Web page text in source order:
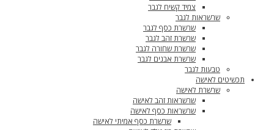
צמיד קשיח לגבר
שרשראות לגבר
שרשרת כסף לגבר
שרשרת זהב לגבר
שרשרת שחורה לגבר
שרשרת אבנים לגבר
טבעות לגבר
תכשיטים לאישה
שרשרת לאישה
שרשראות זהב לאישה
שרשראות כסף לאישה
שרשרת כסף אמיתי לאישה